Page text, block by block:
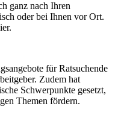
ganz nach Ihren
oder bei Ihnen vor Ort.
für Ratsuchende
Zudem hat
Schwerpunkte gesetzt,
Themen fördern.